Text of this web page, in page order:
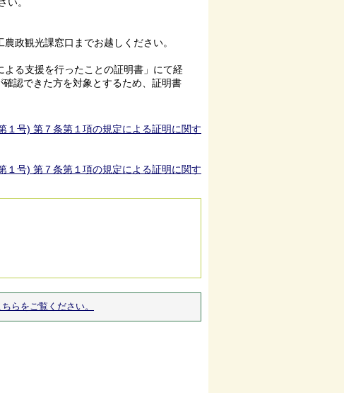
政観光課窓口までお越しください。
る支援を行ったことの証明書」にて経
認できた方を対象とするため、証明書
１号) 第７条第１項の規定による証明に関す
１号) 第７条第１項の規定による証明に関す
らをご覧ください。